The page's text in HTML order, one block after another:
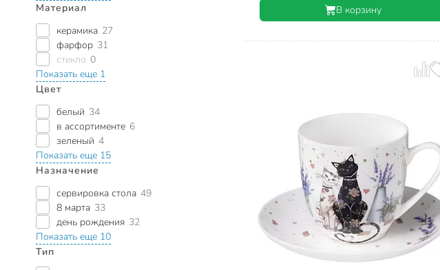
Материал
керамика 27
фарфор 31
стекло 0
Показать еще 1
Цвет
белый 34
в ассортименте 6
зеленый 4
Показать еще 15
Назначение
сервировка стола 49
8 марта 33
день рождения 32
Показать еще 10
Тип
В корзину